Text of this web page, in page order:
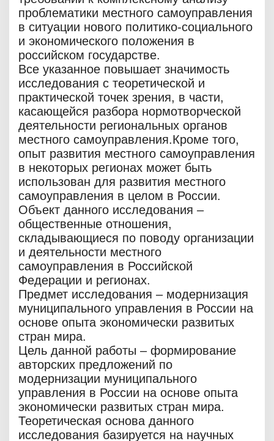
проблематики местного самоуправления
в ситуации нового политико-социального
и экономического положения в
российском государстве.
Все указанное повышает значимость
исследования с теоретической и
практической точек зрения, в части,
касающейся разбора нормотворческой
деятельности региональных органов
местного самоуправления.Кроме того,
опыт развития местного самоуправления
в некоторых регионах может быть
использован для развития местного
самоуправления в целом в России.
Объект данного исследования –
общественные отношения,
складывающиеся по поводу организации
и деятельности местного
самоуправления в Российской
Федерации и регионах.
Предмет исследования – модернизация
муниципального управления в России на
основе опыта экономически развитых
стран мира.
Цель данной работы – формирование
авторских предложений по
модернизации муниципального
управления в России на основе опыта
экономически развитых стран мира.
Теоретическая основа данного
исследования базируется на научных